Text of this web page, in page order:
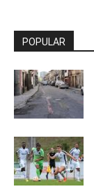
POPULAR